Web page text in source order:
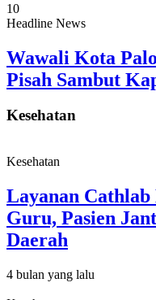
10
Headline News
Wawali Kota
Pisah Sambut
Kesehatan
Kesehatan
Layanan
Guru, Pasien
Daerah
4 bulan yang lalu